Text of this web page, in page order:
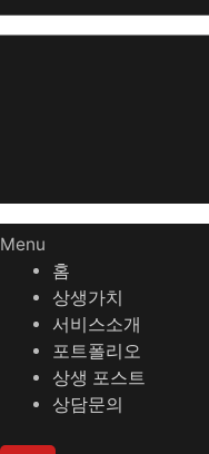
Menu
홈
상생가치
서비스소개
포트폴리오
상생 포스트
상담문의